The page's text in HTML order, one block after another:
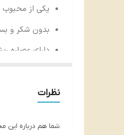
یکی از محبوب
بدون شکر و
دارای عصاره
تهیه شده از بانظرات
شما هم درباره این